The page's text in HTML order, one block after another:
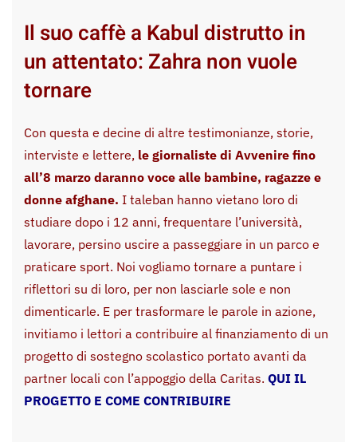
Il suo caffè a Kabul distrutto in
un attentato: Zahra non vuole
tornare
Con questa e decine di altre testimonianze, storie,
interviste e lettere, le giornaliste di Avvenire fino
all’8 marzo daranno voce alle bambine, ragazze e
donne afghane. I taleban hanno vietano loro di
studiare dopo i 12 anni, frequentare l’università,
lavorare, persino uscire a passeggiare in un parco e
praticare sport. Noi vogliamo tornare a puntare i
riflettori su di loro, per non lasciarle sole e non
dimenticarle. E per trasformare le parole in azione,
invitiamo i lettori a contribuire al finanziamento di un
progetto di sostegno scolastico portato avanti da
partner locali con l’appoggio della Caritas. QUI IL
PROGETTO E COME CONTRIBUIRE